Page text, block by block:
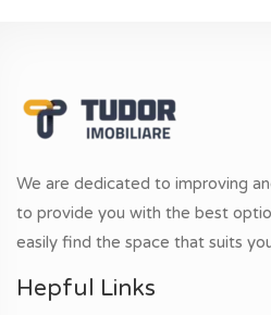
We are dedicated to improving
to provide you with the best
easily find the space that suits
Hepful Links